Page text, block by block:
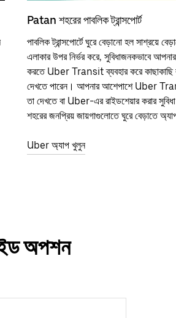
Patan শহরের পাবলিক ট্রান্সপোর্ট
পাবলিক ট্রান্সপোর্টে ঘুরে বেড়ানো হল সাশ্রয়ে
এলাকার উপর নির্ভর করে, সুবিধাজনকভাবে আপনার
করতে Uber Transit ব্যবহার করে কাছাকাছি
দেখতে পারেন। আপনার আশেপাশে Uber
তা দেখতে বা Uber-এর রাইডশেয়ার করার
শহরের জনপ্রিয় জায়গাগুলোতে ঘুরে বেড়াতে
Uber অ্যাপ খুলুন
অপশন